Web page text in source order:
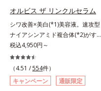
オルビス ザ リンクルセラム
シワ改善×美白(*1)美容液。速攻型
ナイアシンアミド複合体(*2)がすば
やく浸透(*3)。ピンと、パッと。大
人の肌にハリ感を。シワ改善×美白
(*1)美容液。ポーラ化成 研究所の独
自研究で見出した、速攻型ナイアシ
ンアミド複合体(*2)と浸透サポート
税込4,950円～
（4.51 /554件）
キャンペーン
通販限定